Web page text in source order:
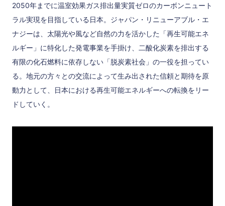
2050年までに温室効果ガス排出量実質ゼロのカーボンニュート
ラル実現を目指している日本。ジャパン・リニューアブル・エ
ナジーは、太陽光や風など自然の力を活かした「再生可能エネ
ルギー」に特化した発電事業を手掛け、二酸化炭素を排出する
有限の化石燃料に依存しない「脱炭素社会」の一役を担ってい
る。地元の方々との交流によって生み出された信頼と期待を原
動力として、日本における再生可能エネルギーへの転換をリー
ドしていく。